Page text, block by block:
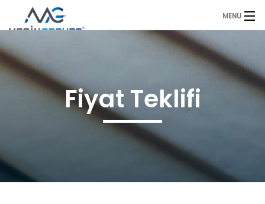
MENU
Anasayfa
Duyurular
Ürünlerimiz
Sıkça Sorulan Sorular
Referanslarımız
Fiyat Teklifi